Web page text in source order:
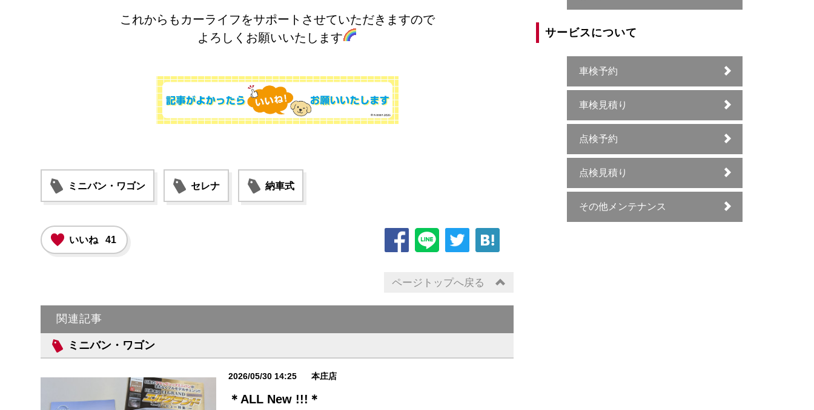
これからもカーライフをサポートさせていただきますので
よろしくお願いいたします
ミニバン・ワゴン セレナ 納車式
いいね 41
ページトップへ戻る
関連記事
ミニバン・ワゴン
2026/05/30 14:25 本庄店
＊ALL New !!!＊
サービスについて
車検予約
車検見積り
点検予約
点検見積り
その他メンテナンス